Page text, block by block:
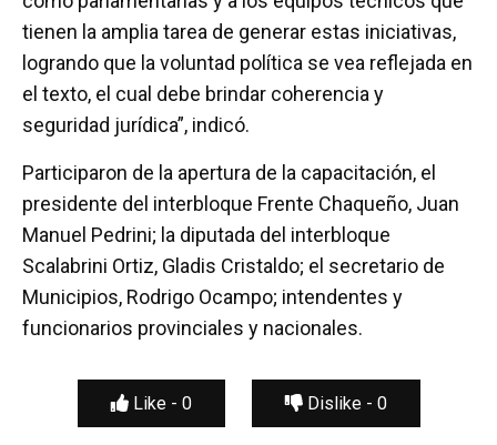
tienen la amplia tarea de generar estas iniciativas,
logrando que la voluntad política se vea reflejada en
el texto, el cual debe brindar coherencia y
seguridad jurídica”, indicó.
Participaron de la apertura de la capacitación, el
presidente del interbloque Frente Chaqueño, Juan
Manuel Pedrini; la diputada del interbloque
Scalabrini Ortiz, Gladis Cristaldo; el secretario de
Municipios, Rodrigo Ocampo; intendentes y
funcionarios provinciales y nacionales.
Like - 0 Dislike - 0